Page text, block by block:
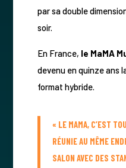
par sa double
soir.
En France, le MaMA
devenu en quinze ans
format hybride.
« LE MAMA, C’EST
RÉUNIE AU MÊME
SALON AVEC DES